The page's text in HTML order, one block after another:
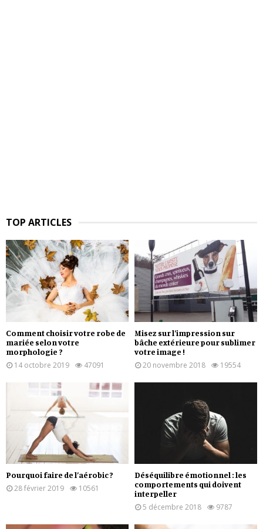
TOP ARTICLES
Comment choisir votre robe de
mariée selon votre
morphologie ?
14 octobre 2019
47091
Misez sur l’impression sur
bâche extérieure pour sublimer
votre image !
20 novembre 2018
19554
Pourquoi faire de l’aérobic ?
28 février 2019
10561
Déséquilibre émotionnel : les
comportements qui doivent
interpeller
5 décembre 2018
9787